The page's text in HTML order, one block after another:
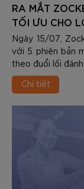
RA MẮT
TỐI ƯU CHO
Ngày 15/07,
với 5 phiên bản
theo đuổi lối
Chi tiết